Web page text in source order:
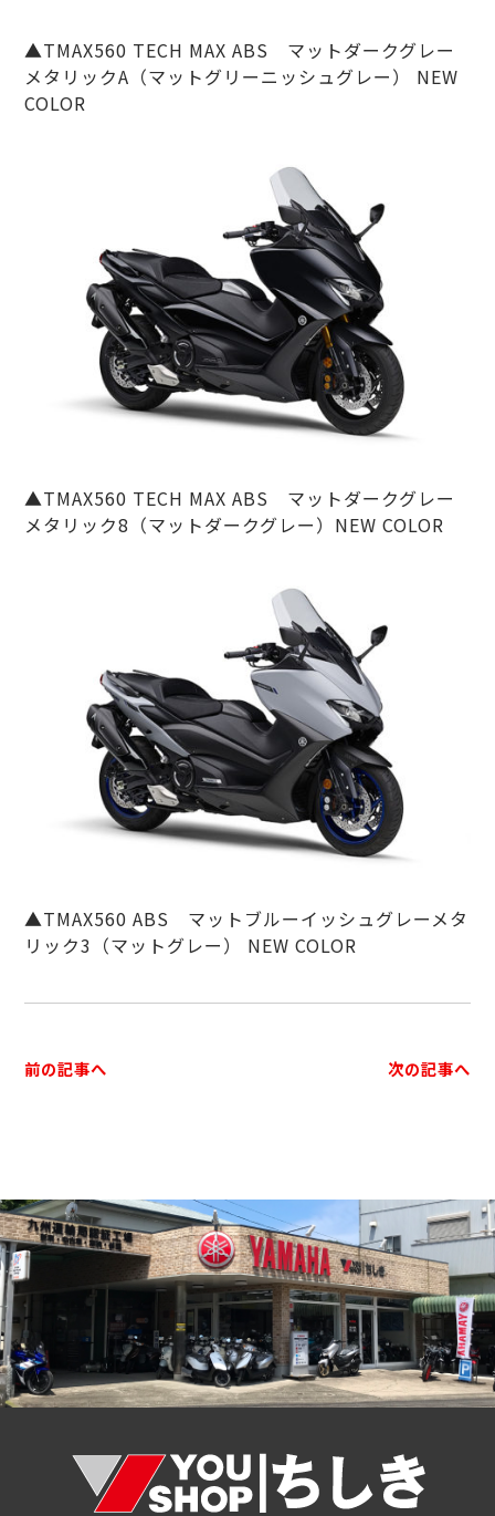
▲TMAX560 TECH MAX ABS マットダークグレー
メタリックA（マットグリーニッシュグレー） NEW
COLOR
▲TMAX560 TECH MAX ABS マットダークグレー
メタリック8（マットダークグレー）NEW COLOR
▲TMAX560 ABS マットブルーイッシュグレーメタ
リック3（マットグレー） NEW COLOR
前の記事へ 次の記事へ